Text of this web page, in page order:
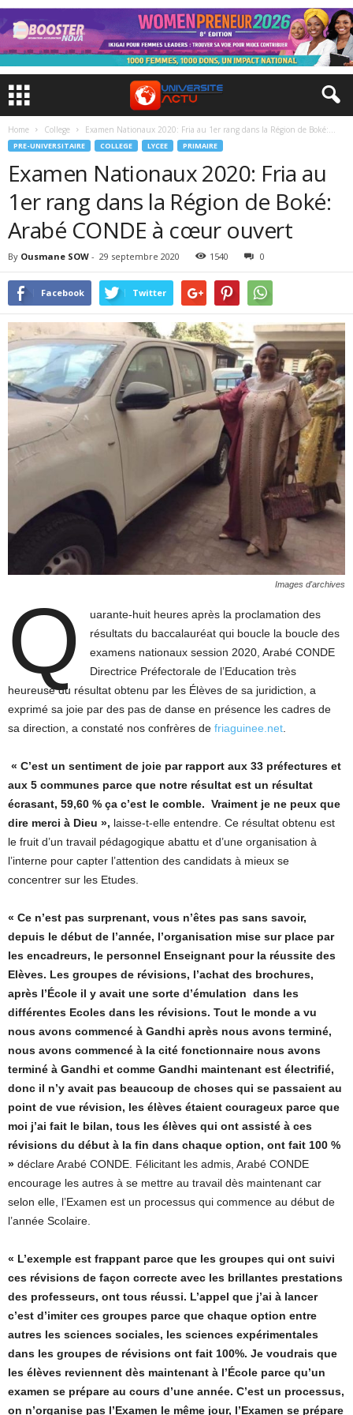
Home College Examen Nationaux 2020: Fria au 1er rang dans la Région de Boké:...
PRE-UNIVERSITAIRE COLLEGE LYCEE PRIMAIRE
Examen Nationaux 2020: Fria au
1er rang dans la Région de Boké:
Arabé CONDE à cœur ouvert
By Ousmane SOW - 29 septembre 2020 1540 0
Facebook Twitter
Images d'archives
Q
uarante-huit heures après la proclamation des
résultats du baccalauréat qui boucle la boucle des
examens nationaux session 2020, Arabé CONDE
Directrice Préfectorale de l’Education très
heureuse du résultat obtenu par les Élèves de sa juridiction, a
exprimé sa joie par des pas de danse en présence les cadres de
sa direction, a constaté nos confrères de friaguinee.net
« C’est un sentiment de joie par rapport aux 33 préfectures et
aux 5 communes parce que notre résultat est un résultat
écrasant, 59,60 % ça c’est le comble. Vraiment je ne peux que
dire merci à Dieu », laisse-t-elle entendre. Ce résultat obtenu est
le fruit d’un travail pédagogique abattu et d’une organisation à
l’interne pour capter l’attention des candidats à mieux se
concentrer sur les Etudes.
« Ce n’est pas surprenant, vous n’êtes pas sans savoir,
depuis le début de l’année, l’organisation mise sur place par
les encadreurs, le personnel Enseignant pour la réussite des
Elèves. Les groupes de révisions, l’achat des brochures,
après l’École il y avait une sorte d’émulation dans les
différentes Ecoles dans les révisions. Tout le monde a vu
nous avons commencé à Gandhi après nous avons terminé,
nous avons commencé à la cité fonctionnaire nous avons
terminé à Gandhi et comme Gandhi maintenant est électrifié,
donc il n’y avait pas beaucoup de choses qui se passaient au
point de vue révision, les élèves étaient courageux parce que
moi j’ai fait le bilan, tous les élèves qui ont assisté à ces
révisions du début à la fin dans chaque option, ont fait 100 %
» déclare Arabé CONDE. Félicitant les admis, Arabé CONDE
encourage les autres à se mettre au travail dès maintenant car
selon elle, l’Examen est un processus qui commence au début de
l’année Scolaire.
« L’exemple est frappant parce que les groupes qui ont suivi
ces révisions de façon correcte avec les brillantes prestations
des professeurs, ont tous réussi. L’appel que j’ai à lancer
c’est d’imiter ces groupes parce que chaque option entre
autres les sciences sociales, les sciences expérimentales
dans les groupes de révisions ont fait 100%. Je voudrais que
les élèves reviennent dès maintenant à l’École parce qu’un
examen se prépare au cours d’une année. C’est un processus,
on n’organise pas l’Examen le même jour, l’Examen se prépare